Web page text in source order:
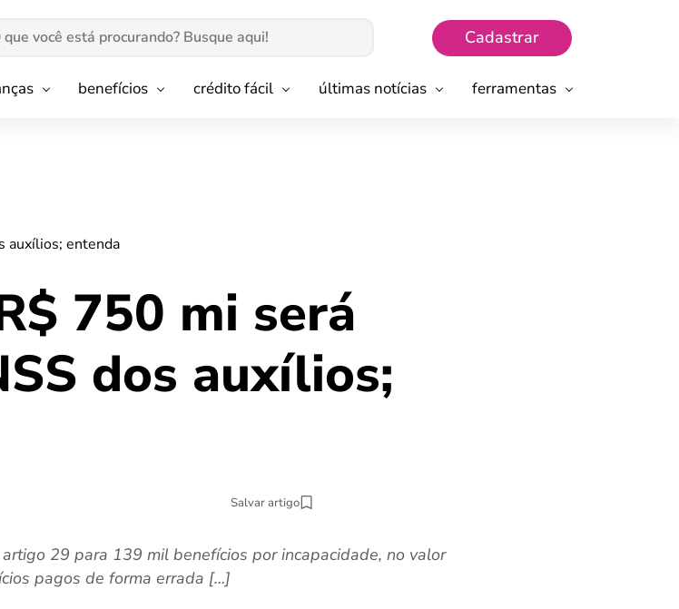
Cadastrar
benefícios crédito fácil últimas notícias ferramentas
auxílios; entenda
750 mi será
dos auxílios;
Salvar artigo
29 para 139 mil benefícios por incapacidade, no valor
pagos de forma errada […]